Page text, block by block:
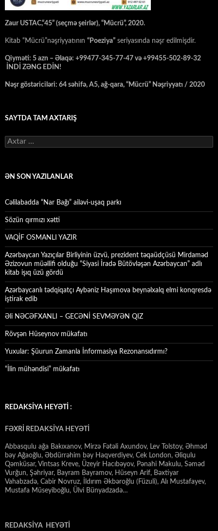
Zaur USTAC,“45” (seçmə şeirlər), “Mücrü”, 2020.
Kitab “Mücrü”nəşriyyatının “Poeziya” seriyasında nəşr edilmişdir.
Qiyməti: 5 azn – Əlaqə: +99477-345-77-47 və +99455-502-89-32
İNDİ ZƏNG EDİN!
Nəşr göstəriciləri: 64 səhifə, A5, ağ-qara, “Mücrü” Nəşriyyatı / 2020
SAYTDA TAM AXTARIŞ
Axtarış:
ƏN SON YAZILANLAR
Cəlilabadda “Nar Bağı” ailəvi-uşaq parkı
Sözün qırmızı xətti
VAQİF OSMANLI YAZIR
Azərbaycan Yazıçılar Birliyinin üzvü, prezident təqaüdçüsü Mirdaməd
Əzizovun müəllifi olduğu “Siyasi İradə Bütövləşən Azərbaycan” adlı
kitab işıq üzü gördü
Azərbaycanlı tədqiqatçı Aybəniz Haşımova beynəlxalq elmi konqresdə
iştirak edib
Əli NƏCƏFXANLI – GECƏNİ SEVMƏYƏN QIZ
Rövşən Hüseynov mükafatı
Yuxular: Şüurun Zamanla İnformasiya Rezonansıdırmı?
“İlin mühəndisi” mükafatı
REDAKSİYA HEYƏTİ :
FƏXRİ REDAKSİYA HEYƏTİ
Abbasqulu ağa Bakıxanov, Mirzə Fətəli Axundov, Lev Tolstoy, Əhməd
bəy Ağaoğlu, Əbdürrəhim bəy Haqverdiyev, Cek London, Əliqulu
Qəmküsar, Vintsas Kreve, Üzeyir Hacıbəyov, Pənahi Makulu, Səməd
Vurğun, Şəhriyar, Bayram Bayramov, Hüseyn Arif, Bəxtiyar
Vahabzadə, Cabir Novruz, İldırım Əkbəroğlu (Füzuli), Alı Mustafayev,
Mustafa Müseyiboğlu, Ülvi Bünyadzadə…
REDAKSİYA HEYƏTİ